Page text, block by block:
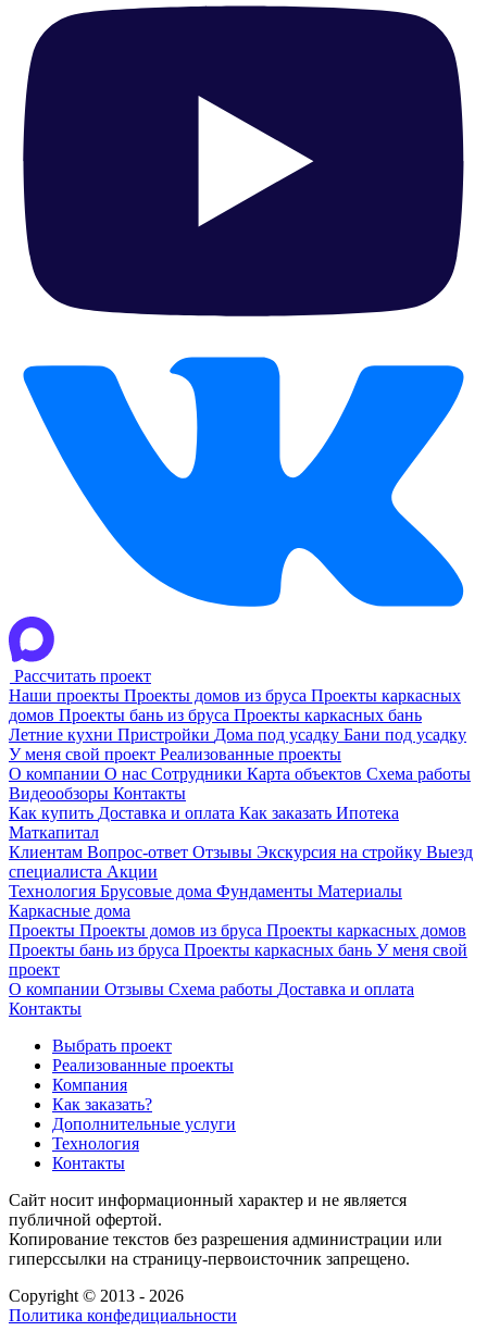
Рассчитать проект
Наши проекты Проекты домов из бруса Проекты каркасных
домов Проекты бань из бруса Проекты каркасных бань
Летние кухни Пристройки Дома под усадку Бани под усадку
У меня свой проект Реализованные проекты
О компании О нас Сотрудники Карта объектов Схема работы
Видеообзоры Контакты
Как купить Доставка и оплата Как заказать Ипотека
Маткапитал
Клиентам Вопрос-ответ Отзывы Экскурсия на стройку Выезд
специалиста Акции
Технология Брусовые дома Фундаменты Материалы
Каркасные дома
Проекты Проекты домов из бруса Проекты каркасных домов
Проекты бань из бруса Проекты каркасных бань У меня свой
проект
О компании Отзывы Схема работы Доставка и оплата
Контакты
Выбрать проект
Реализованные проекты
Компания
Как заказать?
Дополнительные услуги
Технология
Контакты
Сайт носит информационный характер и не является
публичной офертой.
Копирование текстов без разрешения администрации или
гиперссылки на страницу-первоисточник запрещено.
Copyright © 2013 - 2026
Политика конфедициальности